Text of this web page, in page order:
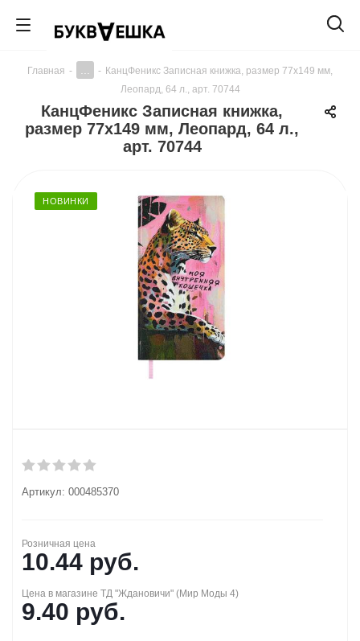
Главная - - КанцФеникс Записная книжка, размер 77х149 мм,
Леопард, 64 л., арт. 70744
КанцФеникс Записная книжка,
размер 77х149 мм, Леопард, 64 л.,
арт. 70744
НОВИНКИ
Артикул: 000485370
Розничная цена
10.44 руб.
Цена в магазине ТД "Ждановичи" (Мир Моды 4)
9.40 руб.